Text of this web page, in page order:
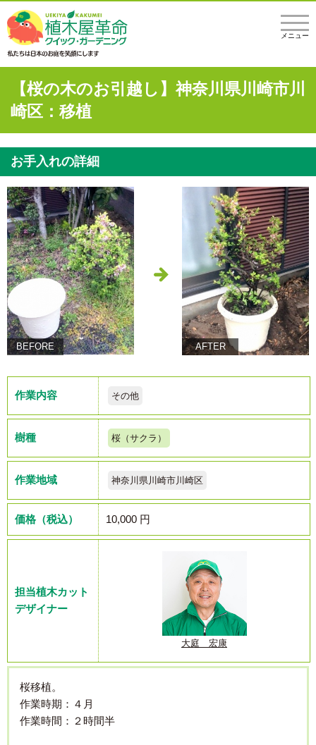
メニュー
【桜の木のお引越し】神奈川県川崎市川
崎区：移植
お手入れの詳細
BEFORE AFTER
作業内容 その他
樹種 桜（サクラ）
作業地域 神奈川県川崎市川崎区
価格（税込） 10,000 円
担当植木カット
デザイナー
大庭 宏康
桜移植。
作業時期：４月
作業時間：２時間半